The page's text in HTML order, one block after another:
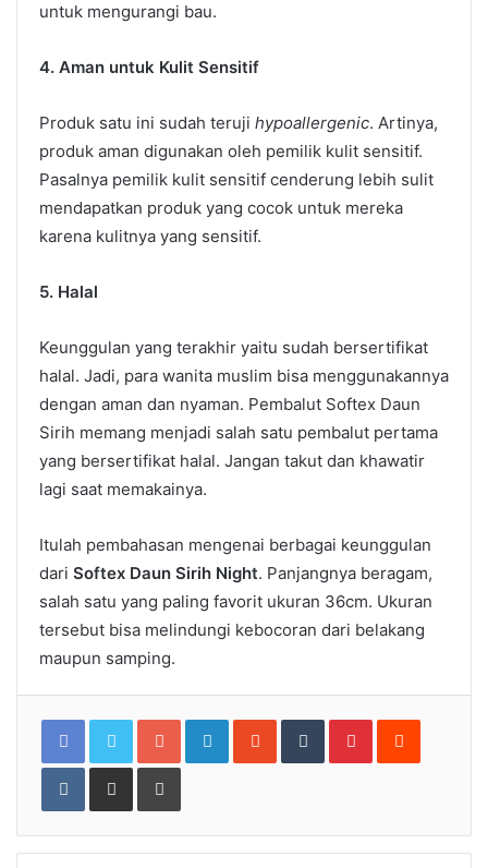
untuk mengurangi bau.
4. Aman untuk Kulit Sensitif
Produk satu ini sudah teruji hypoallergenic. Artinya,
produk aman digunakan oleh pemilik kulit sensitif.
Pasalnya pemilik kulit sensitif cenderung lebih sulit
mendapatkan produk yang cocok untuk mereka
karena kulitnya yang sensitif.
5. Halal
Keunggulan yang terakhir yaitu sudah bersertifikat
halal. Jadi, para wanita muslim bisa menggunakannya
dengan aman dan nyaman. Pembalut Softex Daun
Sirih memang menjadi salah satu pembalut pertama
yang bersertifikat halal. Jangan takut dan khawatir
lagi saat memakainya.
Itulah pembahasan mengenai berbagai keunggulan
dari Softex Daun Sirih Night. Panjangnya beragam,
salah satu yang paling favorit ukuran 36cm. Ukuran
tersebut bisa melindungi kebocoran dari belakang
maupun samping.
Google+LinkedInStumbleUpon
TumblrPinterestReddit
VKontakteShare
Email
Print